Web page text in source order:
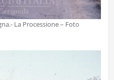
La Processione – Foto